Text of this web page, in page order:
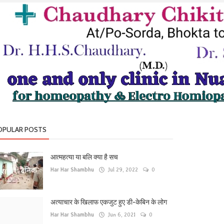
POSTS
आत्महत्या या बलि क्या है सच
Har Har Shambhu Jul 29, 2022 0
अत्याचार के खिलाफ एकजुट हुए डी-केबिन के लोग
Har Har Shambhu Jun 6, 2021 0